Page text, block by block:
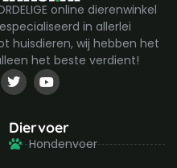
online dierenwinkel
in allerlei
huisdieren, wij hebben het
het beste verdient!
T
w
i
t
e
r
Y
o
u
u
b
e
Diervoer
Hondenvoer